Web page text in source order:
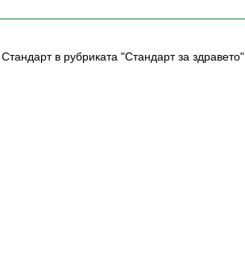
в рубриката "Стандарт за здравето"